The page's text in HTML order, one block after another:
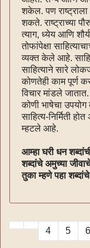
शकेल. पण
शकते. राष्ट्राच्या
त्याग, ध्येय आणि
तोफांपेक्षा
व्यक्त केले आहे.
साहित्याने सारे
कोणतेही काम पूर्ण
विचार मांडले
कोणी भाषेचा
साहित्य-निर्मिती
म्हटले आहे.
आम्हा घरी धन
शब्दांचे अमुच्या
तुका म्हणे पहा
4 5 6